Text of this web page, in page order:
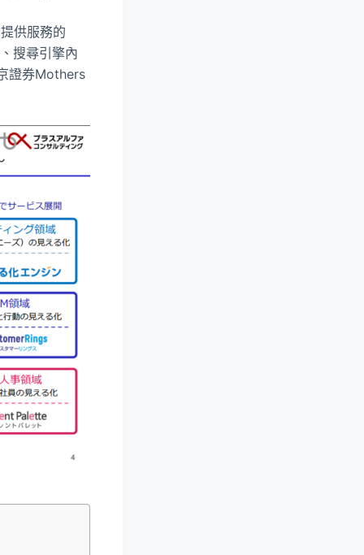
供服務的
搜尋引擎內
證券Mothers